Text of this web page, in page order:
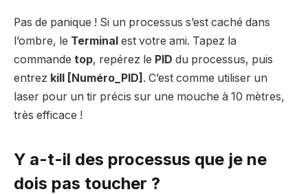
Pas de panique ! Si un processus s’est caché dans
l’ombre, le Terminal est votre ami. Tapez la
commande top, repérez le PID du processus, puis
entrez kill [Numéro_PID] . C’est comme utiliser un
laser pour un tir précis sur une mouche à 10 mètres,
très efficace !
Y a-t-il des processus que je ne
dois pas toucher ?